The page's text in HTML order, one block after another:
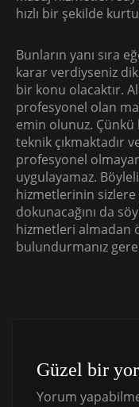
hızlı bir şekilde
Bunların yanı sıra
karar verdiyseniz
bir konu olacaktır.
profesyonel olan
emin olunuz.
teknik çıkmaktadır
profesyonel
uygulayamaz.
hizmetlerinin sizlere
dokunacağını da
hizmetleri almadan
bulundurmanız
Güzel bir
Yorum